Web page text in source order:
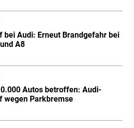
bei Audi: Erneut Brandgefahr bei
A8
Autos betroffen: Audi-
wegen Parkbremse